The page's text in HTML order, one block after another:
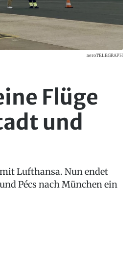
aeroTELEGRAPH
Flüge
und
Lufthansa. Nun endet
Pécs nach München ein